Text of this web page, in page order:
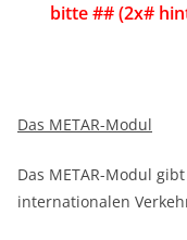
bitte ## (2x#
Das METAR-Modul
Das METAR-Modul
internationalen